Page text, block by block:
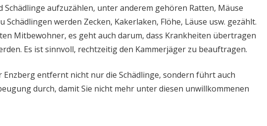
Schädlinge aufzuzählen, unter anderem gehören Ratten, Mäuse
Schädlingen werden Zecken, Kakerlaken, Flöhe, Läuse usw. gezählt.
Mitbewohner, es geht auch darum, dass Krankheiten übertragen
Es ist sinnvoll, rechtzeitig den Kammerjäger zu beauftragen.
entfernt nicht nur die Schädlinge, sondern führt auch
durch, damit Sie nicht mehr unter diesen unwillkommenen